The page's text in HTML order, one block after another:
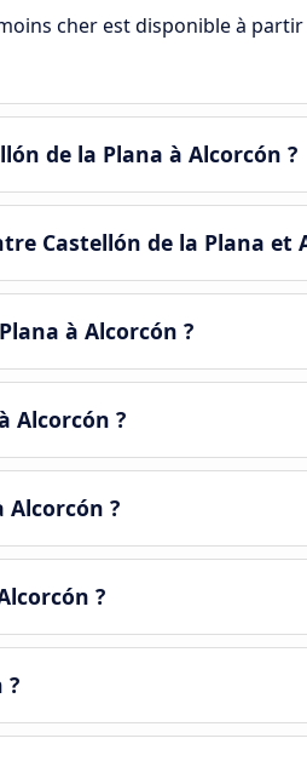
cher est disponible à
de la Plana à Alcorcón ?
Castellón de la Plana et
à Alcorcón ?
Alcorcón ?
Alcorcón ?
?
?